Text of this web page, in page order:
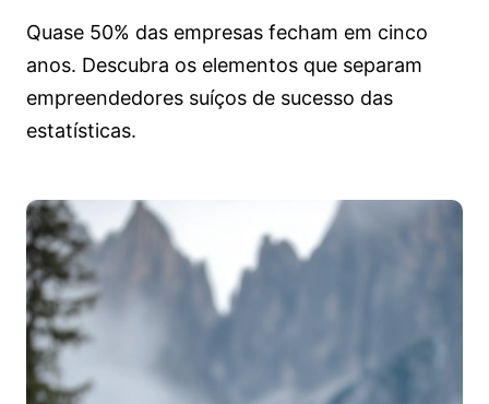
Quase 50% das empresas fecham em cinco
anos. Descubra os elementos que separam
empreendedores suíços de sucesso das
estatísticas.